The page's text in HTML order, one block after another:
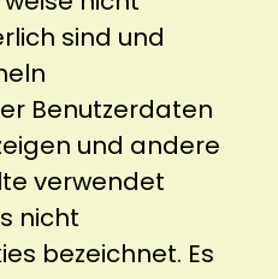
sind und
Benutzerdaten
und andere
verwendet
nicht
bezeichnet. Es